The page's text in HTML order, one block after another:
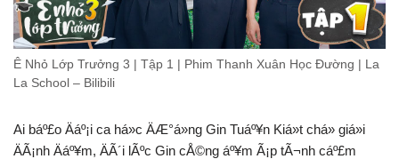
Ê Nhỏ Lớp Trưởng 3 | Tập 1 | Phim Thanh Xuân Học Đường | La
La School – Bilibili
Ai báº£o Äáº¡i ca há»c ÄÆ°á»ng Gin Tuáº¥n Kiá»t chá» giá»i
ÄÃ¡nh Äáº¥m, ÄÃ´i lÃºc Gin cÅ©ng áº¥m Ã¡p tÃ¬nh cáº£m